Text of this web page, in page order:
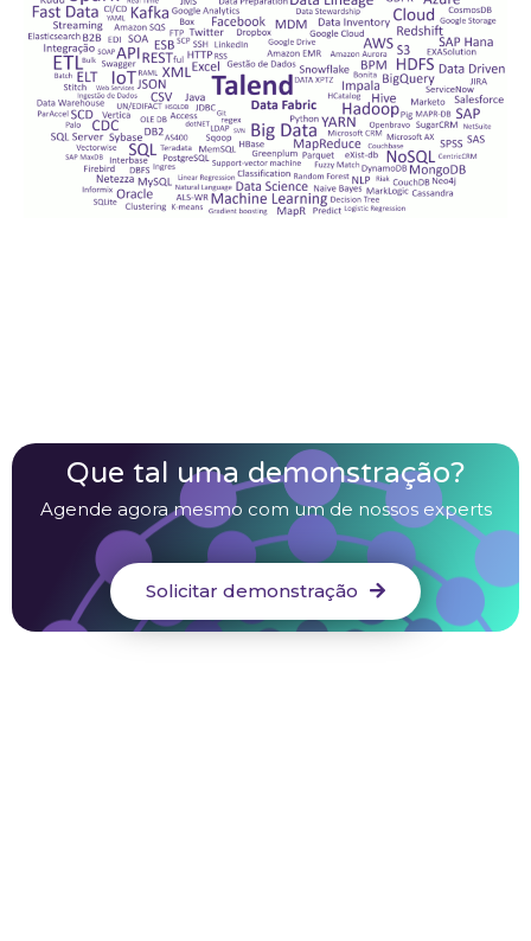
Que tal uma demonstração?
Agende agora mesmo com um de nossos experts
Solicitar demonstração